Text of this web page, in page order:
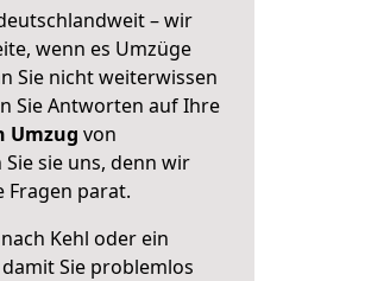
– wir
wenn es Umzüge
Sie nicht weiterwissen
Sie Antworten auf Ihre
Umzug von
sie uns, denn wir
Fragen parat.
Kehl oder ein
damit Sie problemlos